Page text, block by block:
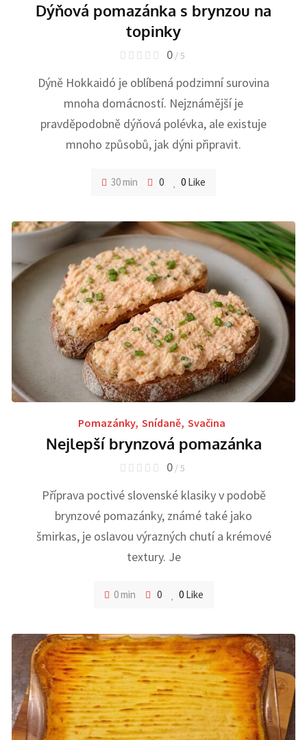
Dýňová pomazánka s brynzou na
topinky
0 / 5
Dýně Hokkaidó je oblíbená podzimní surovina
mnoha domácností. Nejznámější je
pravděpodobně dýňová polévka, ale existuje
mnoho způsobů, jak dýni připravit.
30 min 0 0 Like
Pomazánky, Snídaně, Svačina
Nejlepší brynzová pomazánka
0 / 5
Příprava poctivé slovenské klasiky v podobě
brynzové pomazánky, známé také jako
šmirkas, je oslavou výrazných chutí a krémové
textury. Je
0 min 0 0Like